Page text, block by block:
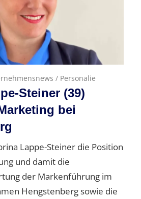
/ Personalie
Steiner (39)
bei
Lappe-Steiner die Position
und damit die
der Markenführung im
Hengstenberg sowie die